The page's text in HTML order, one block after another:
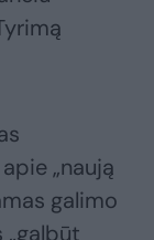
„naują
galimo
„galbūt